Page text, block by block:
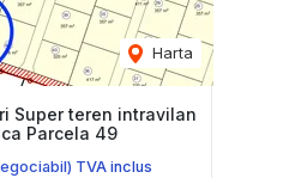
Harta
Super teren intravilan
Parcela 49
TVA inclus